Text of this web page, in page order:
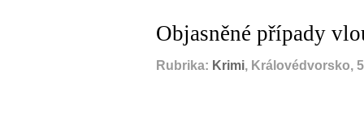
Objasněné případy
Rubrika: Krimi, Královédvorsko,